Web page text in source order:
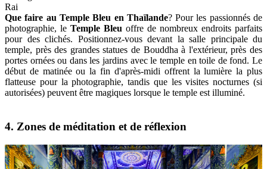
Rai
Que faire au Temple Bleu en Thaïlande? Pour les passionnés de
photographie, le Temple Bleu offre de nombreux endroits parfaits
pour des clichés. Positionnez-vous devant la salle principale du
temple, près des grandes statues de Bouddha à l'extérieur, près des
portes ornées ou dans les jardins avec le temple en toile de fond. Le
début de matinée ou la fin d'après-midi offrent la lumière la plus
flatteuse pour la photographie, tandis que les visites nocturnes (si
autorisées) peuvent être magiques lorsque le temple est illuminé.
4. Zones de méditation et de réflexion